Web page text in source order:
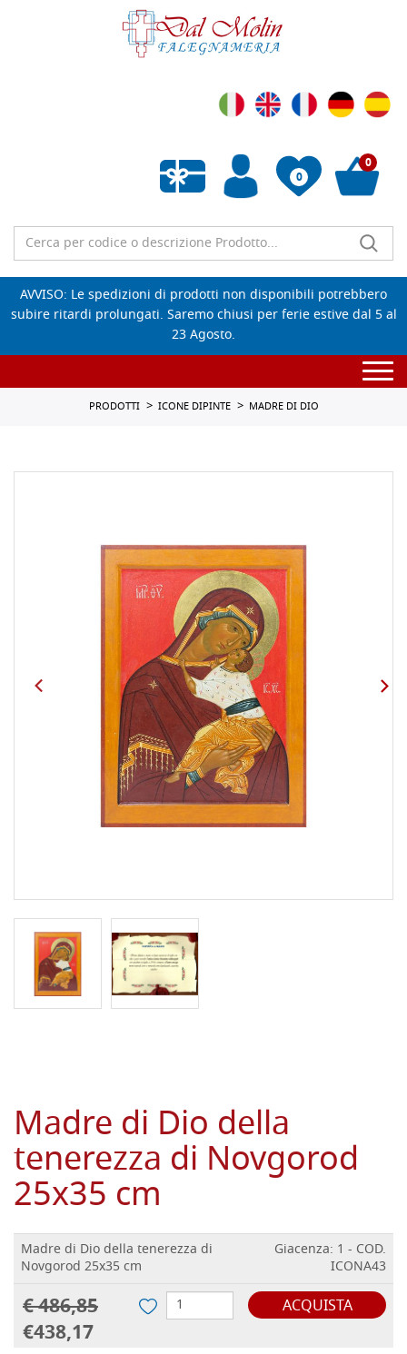
0
Wishlist vuota
0
AVVISO: Le spedizioni di prodotti non disponibili potrebbero
subire ritardi prolungati. Saremo chiusi per ferie estive dal 5 al
23 Agosto.
PRODOTTI ICONE DIPINTE MADRE DI DIO
Madre di Dio della
tenerezza di Novgorod
25x35 cm
Madre di Dio della tenerezza di
Novgorod 25x35 cm
Giacenza: 1 - COD.
ICONA43
€ 486,85
€438,17
ACQUISTA